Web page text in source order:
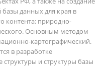
данных для края в
контента: природно-
Основным методом
картографический.
в разработке
и структуры базы